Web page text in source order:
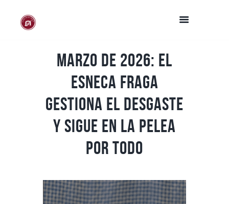
Marzo de 2026: el
Esneca Fraga
gestiona el desgaste
y sigue en la pelea
por todo